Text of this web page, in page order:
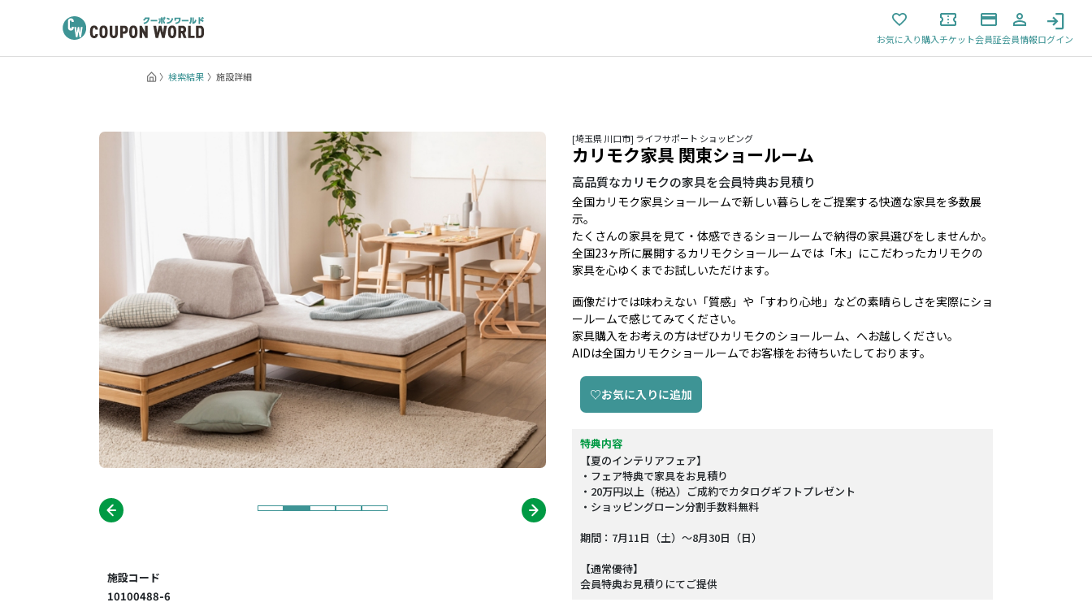
お気に入り購入チケット会員証会員情報ログイン
検索結果 施設詳細
[埼玉県 川口市] ライフサポート ショッピング
カリモク家具 関東ショールーム
高品質なカリモクの家具を会員特典お見積り
全国カリモク家具ショールームで新しい暮らしをご提案する快適な家具を多数展
示。
たくさんの家具を見て・体感できるショールームで納得の家具選びをしませんか。
全国23ヶ所に展開するカリモクショールームでは「木」にこだわったカリモクの
家具を心ゆくまでお試しいただけます。
画像だけでは味わえない「質感」や「すわり心地」などの素晴らしさを実際にショ
ールームで感じてみてください。
家具購入をお考えの方はぜひカリモクのショールーム、へお越しください。
AIDは全国カリモクショールームでお客様をお待ちいたしております。
♡お気に入りに追加
特典内容
【夏のインテリアフェア】
・フェア特典で家具をお見積り
・20万円以上（税込）ご成約でカタログギフトプレゼント
・ショッピングローン分割手数料無料
期間：7月11日（土）～8月30日（日）
【通常優待】
会員特典お見積りにてご提供
施設コード
10100488-6